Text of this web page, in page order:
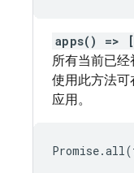
apps() =>
所有当前已经
使用此方法
应用。